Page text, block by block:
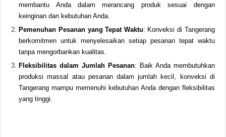
membantu Anda dalam merancang produk sesuai dengan
keinginan dan kebutuhan Anda.
Pemenuhan Pesanan yang Tepat Waktu: Konveksi di Tangerang
berkomitmen untuk menyelesaikan setiap pesanan tepat waktu
tanpa mengorbankan kualitas.
Fleksibilitas dalam Jumlah Pesanan: Baik Anda membutuhkan
produksi massal atau pesanan dalam jumlah kecil, konveksi di
Tangerang mampu memenuhi kebutuhan Anda dengan fleksibilitas
yang tinggi.